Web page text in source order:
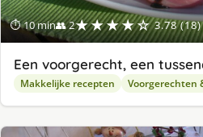
⏱ 10 min👥 2★★★★☆ 3.78 (18)
Een voorgerecht, een
Makkelijke recepten Voorgerechten